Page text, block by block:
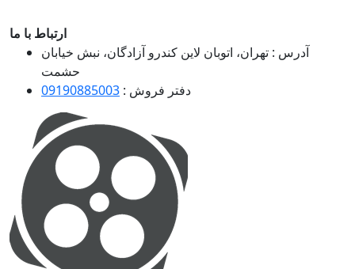
ارتباط با ما
آدرس : تهران، اتوبان لاین کندرو آزادگان، نبش خیابان
حشمت
دفتر فروش : 09190885003